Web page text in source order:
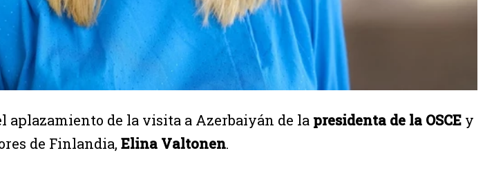
aplazamiento de la visita a Azerbaiyán de la presidenta de la OSCE y
de Finlandia, Elina Valtonen.